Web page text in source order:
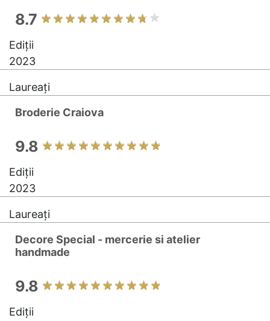
8.7
Ediții
2023
Laureați
Broderie Craiova
9.8
Ediții
2023
Laureați
Decore Special - mercerie si atelier
handmade
9.8
Ediții